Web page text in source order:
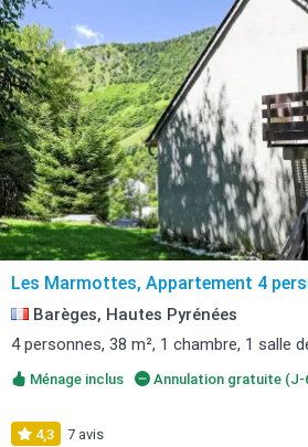
Les Marmottes, Appartement 4
Barèges, Hautes Pyrénées
4 personnes, 38 m², 1 chambre, 1 salle
Ménage inclus Annulation gratuite (J-
4,3 7 avis